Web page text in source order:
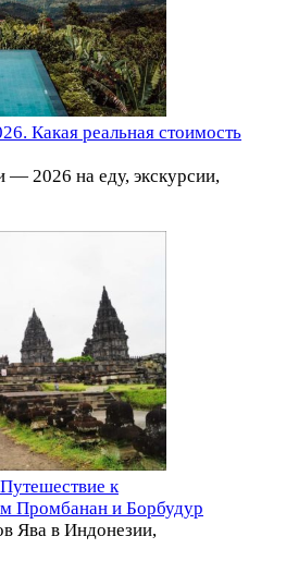
Какая реальная стоимость
— 2026 на еду, экскурсии,
к
Промбанан и Борбудур
Ява в Индонезии,